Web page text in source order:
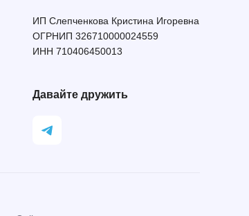
ИП Слепченкова Кристина Игоревна
ОГРНИП 326710000024559
ИНН 710406450013
Давайте дружить